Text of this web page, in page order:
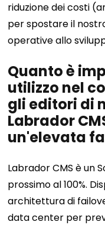
riduzione dei costi
per spostare il
operative allo
Quanto è
utilizzo nel
gli editori di
Labrador
un'elevata
Labrador CMS è un
prossimo al 100%.
architettura di
data center per